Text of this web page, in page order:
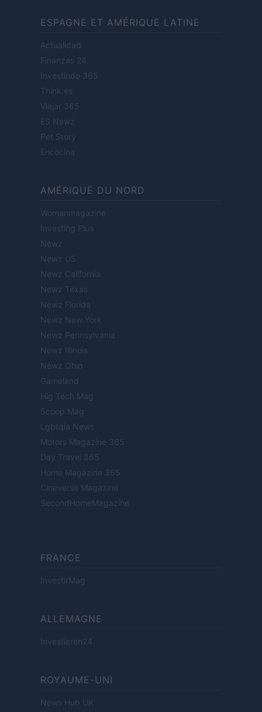
ESPAGNE ET AMÉRIQUE LATINE
Actualidad
Finanzas 24
Investindo 365
Think.es
Viajar 365
ES Newz
Pet Story
Encocina
AMÉRIQUE DU NORD
Womanmagazine
Investing Plus
Newz
Newz US
Newz California
Newz Texas
Newz Florida
Newz New York
Newz Pennsylvania
Newz Illinois
Newz Ohio
Gameland
Hig Tech Mag
Scoop Mag
Lgbtqia News
Motors Magazine 365
Day Travel 365
Home Magazine 365
Cineverse Magazine
SecondHomeMagazine
FRANCE
InvestirMag
ALLEMAGNE
Investieren24
ROYAUME-UNI
News Hub UK